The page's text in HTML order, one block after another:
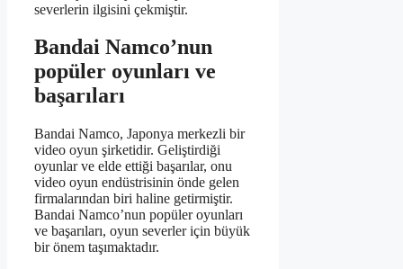
severlerin ilgisini çekmiştir.
Bandai Namco’nun
popüler oyunları ve
başarıları
Bandai Namco, Japonya merkezli bir
video oyun şirketidir. Geliştirdiği
oyunlar ve elde ettiği başarılar, onu
video oyun endüstrisinin önde gelen
firmalarından biri haline getirmiştir.
Bandai Namco’nun popüler oyunları
ve başarıları, oyun severler için büyük
bir önem taşımaktadır.